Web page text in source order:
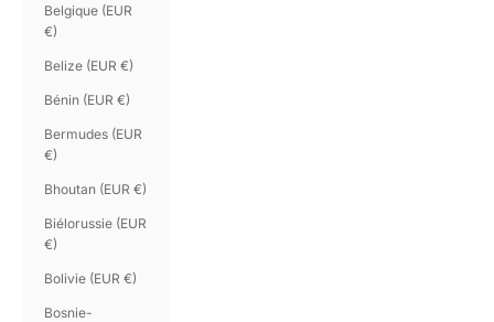
Belgique (EUR
€)
Belize (EUR €)
Bénin (EUR €)
Bermudes (EUR
€)
Bhoutan (EUR €)
Biélorussie (EUR
€)
Bolivie (EUR €)
Bosnie-